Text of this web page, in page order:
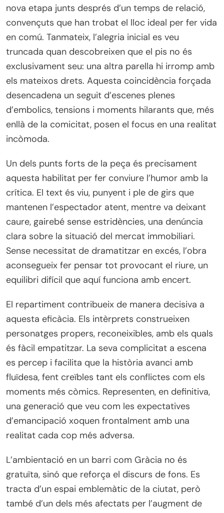
nova etapa junts després d’un temps de relació,
convençuts que han trobat el lloc ideal per fer vida
en comú. Tanmateix, l’alegria inicial es veu
truncada quan descobreixen que el pis no és
exclusivament seu: una altra parella hi irromp amb
els mateixos drets. Aquesta coincidència forçada
desencadena un seguit d’escenes plenes
d’embolics, tensions i moments hilarants que, més
enllà de la comicitat, posen el focus en una realitat
incòmoda.
Un dels punts forts de la peça és precisament
aquesta habilitat per fer conviure l’humor amb la
crítica. El text és viu, punyent i ple de girs que
mantenen l’espectador atent, mentre va deixant
caure, gairebé sense estridències, una denúncia
clara sobre la situació del mercat immobiliari.
Sense necessitat de dramatitzar en excés, l’obra
aconsegueix fer pensar tot provocant el riure, un
equilibri difícil que aquí funciona amb encert.
El repartiment contribueix de manera decisiva a
aquesta eficàcia. Els intèrprets construeixen
personatges propers, reconeixibles, amb els quals
és fàcil empatitzar. La seva complicitat a escena
es percep i facilita que la història avanci amb
fluïdesa, fent creïbles tant els conflictes com els
moments més còmics. Representen, en definitiva,
una generació que veu com les expectatives
d’emancipació xoquen frontalment amb una
realitat cada cop més adversa.
L’ambientació en un barri com Gràcia no és
gratuïta, sinó que reforça el discurs de fons. Es
tracta d’un espai emblemàtic de la ciutat, però
també d’un dels més afectats per l’augment de